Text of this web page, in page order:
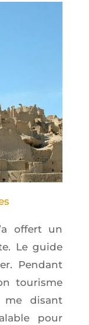
offert un
Le guide
Pen­dant
tou­risme
me disant
pour